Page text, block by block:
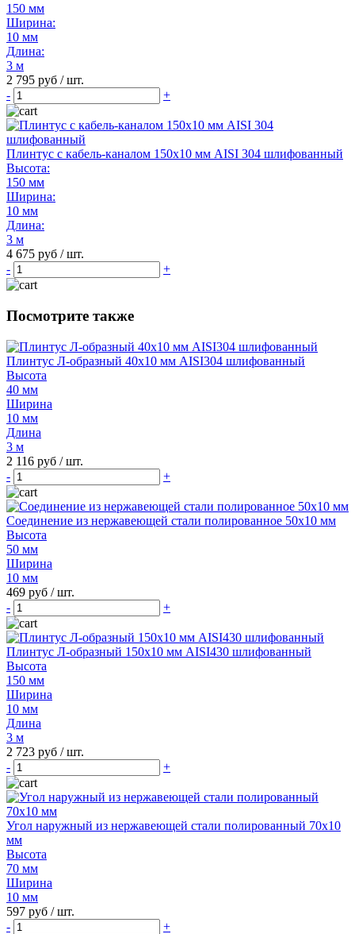
150 мм
Ширина:
10 мм
Длина:
3 м
2 795 руб / шт.
-
+
Плинтус с кабель-каналом 150х10 мм AISI 304 шлифованный
Высота:
150 мм
Ширина:
10 мм
Длина:
3 м
4 675 руб / шт.
-
+
Посмотрите также
Плинтус Л-образный 40х10 мм AISI304 шлифованный
Высота
40 мм
Ширина
10 мм
Длина
3 м
2 116 руб / шт.
-
+
Соединение из нержавеющей стали полированное 50х10 мм
Высота
50 мм
Ширина
10 мм
469 руб / шт.
-
+
Плинтус Л-образный 150х10 мм AISI430 шлифованный
Высота
150 мм
Ширина
10 мм
Длина
3 м
2 723 руб / шт.
-
+
Угол наружный из нержавеющей стали полированный 70х10
мм
Высота
70 мм
Ширина
10 мм
597 руб / шт.
-
+